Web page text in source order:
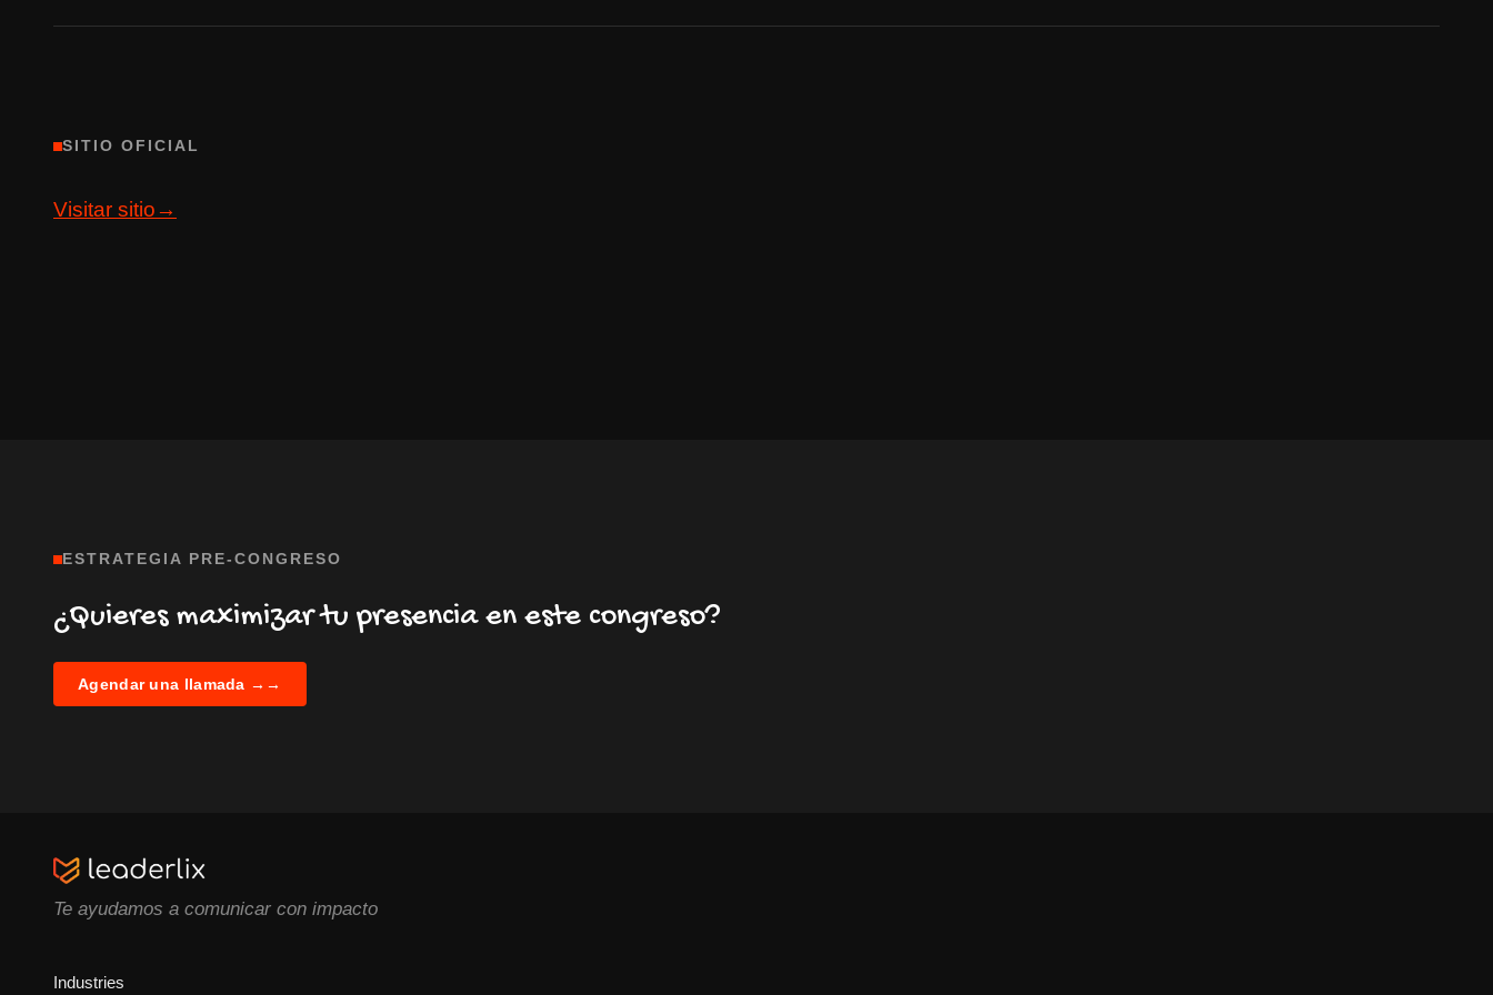
SITIO OFICIAL
Visitar sitio→
ESTRATEGIA PRE-CONGRESO
¿Quieres maximizar tu presencia en este congreso?
Agendar una llamada → →
Te ayudamos a comunicar con impacto
Industries